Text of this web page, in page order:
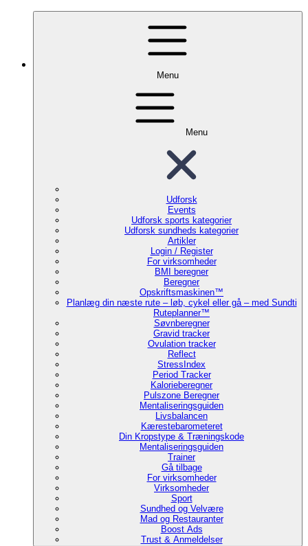
Menu
Menu
Udforsk
Events
Udforsk sports kategorier
Udforsk sundheds kategorier
Artikler
Login / Register
For virksomheder
BMI beregner
Beregner
Opskriftsmaskinen™
Planlæg din næste rute – løb, cykel eller gå – med Sundti
Ruteplanner™
Søvnberegner
Gravid tracker
Ovulation tracker
Reflect
StressIndex
Period Tracker
Kalorieberegner
Pulszone Beregner
Mentaliseringsguiden
Livsbalancen
Kærestebarometeret
Din Kropstype & Træningskode
Mentaliseringsguiden
Trainer
Gå tilbage
For virksomheder
Virksomheder
Sport
Sundhed og Velvære
Mad og Restauranter
Boost Ads
Trust & Anmeldelser